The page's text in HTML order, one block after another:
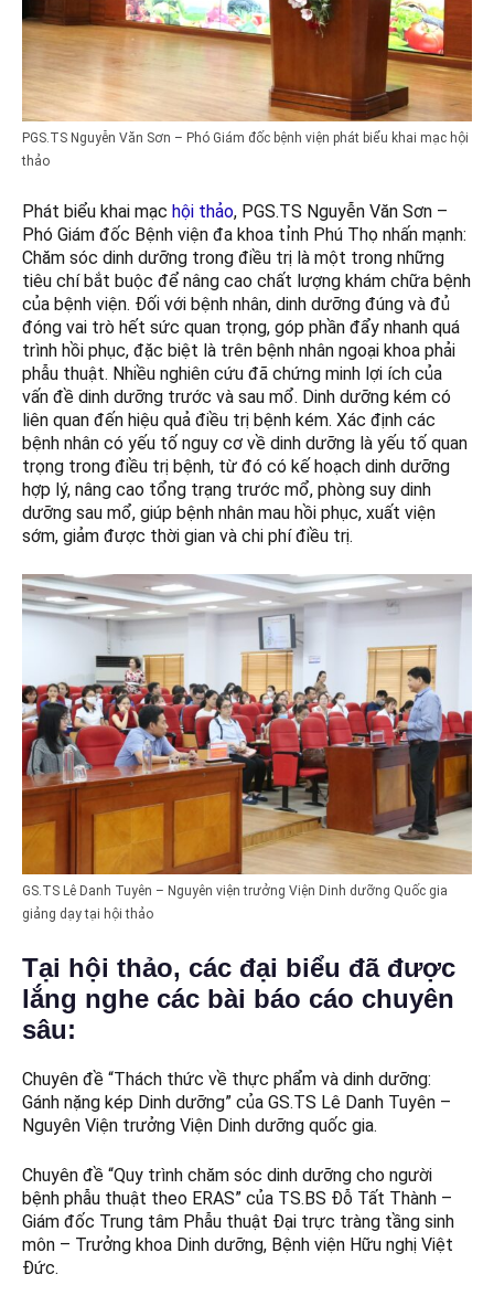
PGS.TS Nguyễn Văn Sơn – Phó Giám đốc bệnh viện phát biểu khai mạc hội
thảo
Phát biểu khai mạc hội thảo, PGS.TS Nguyễn Văn Sơn –
Phó Giám đốc Bệnh viện đa khoa tỉnh Phú Thọ nhấn mạnh:
Chăm sóc dinh dưỡng trong điều trị là một trong những
tiêu chí bắt buộc để nâng cao chất lượng khám chữa bệnh
của bệnh viện. Đối với bệnh nhân, dinh dưỡng đúng và đủ
đóng vai trò hết sức quan trọng, góp phần đẩy nhanh quá
trình hồi phục, đặc biệt là trên bệnh nhân ngoại khoa phải
phẫu thuật. Nhiều nghiên cứu đã chứng minh lợi ích của
vấn đề dinh dưỡng trước và sau mổ. Dinh dưỡng kém có
liên quan đến hiệu quả điều trị bệnh kém. Xác định các
bệnh nhân có yếu tố nguy cơ về dinh dưỡng là yếu tố quan
trọng trong điều trị bệnh, từ đó có kế hoạch dinh dưỡng
hợp lý, nâng cao tổng trạng trước mổ, phòng suy dinh
dưỡng sau mổ, giúp bệnh nhân mau hồi phục, xuất viện
sớm, giảm được thời gian và chi phí điều trị.
GS.TS Lê Danh Tuyên – Nguyên viện trưởng Viện Dinh dưỡng Quốc gia
giảng dạy tại hội thảo
Tại hội thảo, các đại biểu đã được
lắng nghe các bài báo cáo chuyên
sâu:
Chuyên đề “Thách thức về thực phẩm và dinh dưỡng:
Gánh nặng kép Dinh dưỡng” của GS.TS Lê Danh Tuyên –
Nguyên Viện trưởng Viện Dinh dưỡng quốc gia.
Chuyên đề “Quy trình chăm sóc dinh dưỡng cho người
bệnh phẫu thuật theo ERAS” của TS.BS Đỗ Tất Thành –
Giám đốc Trung tâm Phẫu thuật Đại trực tràng tầng sinh
môn – Trưởng khoa Dinh dưỡng, Bệnh viện Hữu nghị Việt
Đức.